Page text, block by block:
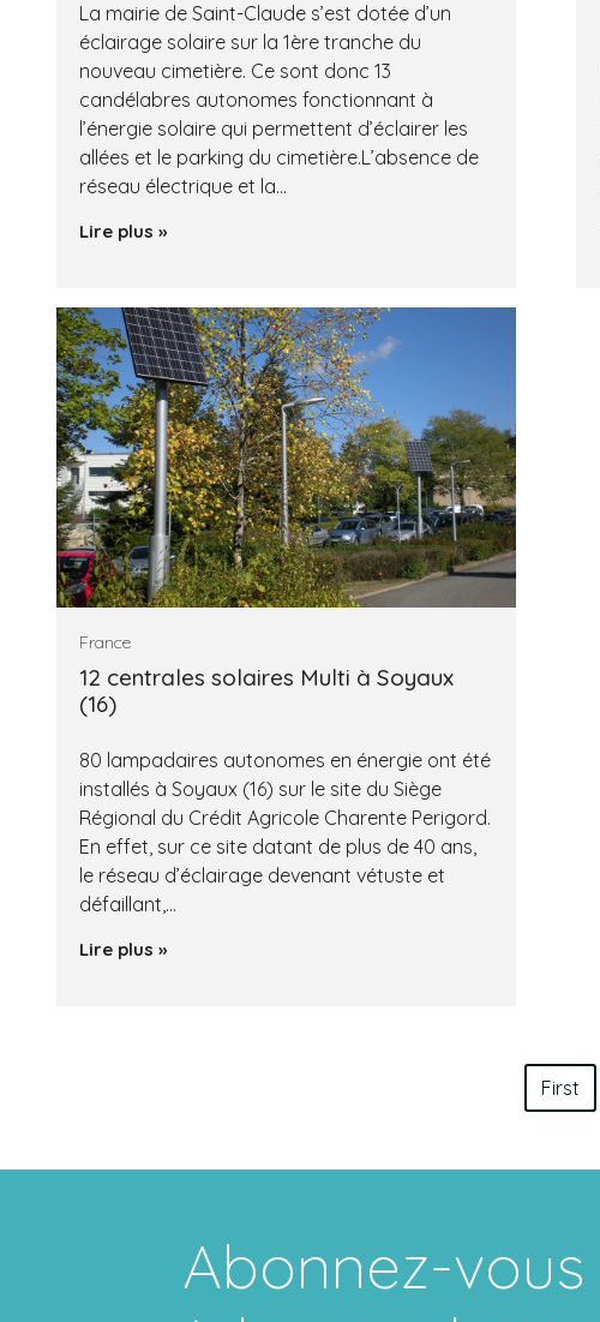
La mairie de Saint-Claude s’est dotée d’un
éclairage solaire sur la 1ère tranche du
nouveau cimetière. Ce sont donc 13
candélabres autonomes fonctionnant à
l’énergie solaire qui permettent d’éclairer les
allées et le parking du cimetière.L’absence de
réseau électrique et la…
Lire plus »
France
12 centrales solaires Multi à Soyaux
(16)
80 lampadaires autonomes en énergie ont été
installés à Soyaux (16) sur le site du Siège
Régional du Crédit Agricole Charente Perigord.
En effet, sur ce site datant de plus de 40 ans,
le réseau d’éclairage devenant vétuste et
défaillant,…
Lire plus »
First
Abonnez-vous